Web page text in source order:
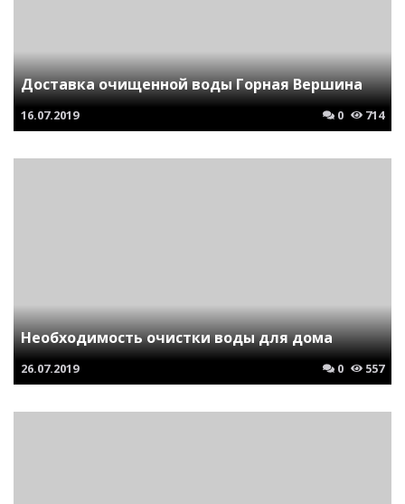
Доставка очищенной воды Горная Вершина
16.07.2019 0 714
Необходимость очистки воды для дома
26.07.2019 0 557